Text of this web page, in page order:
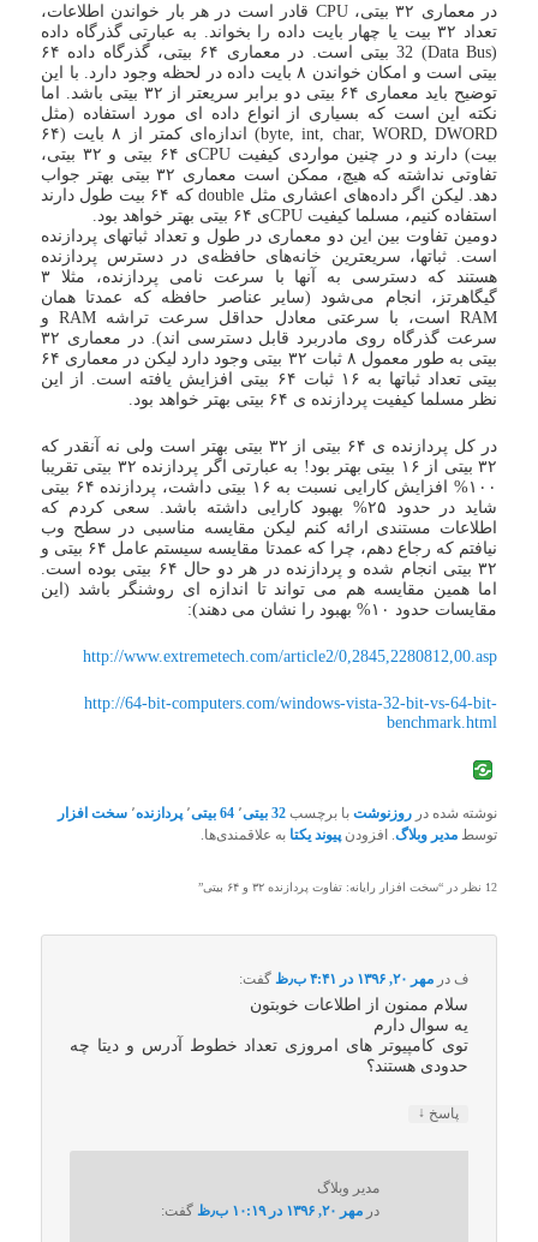
در معماری ۳۲ بیتی، CPU قادر است در هر بار خواندن اطلاعات،
تعداد ۳۲ بیت یا چهار بایت داده را بخواند. به عبارتی گذرگاه داده
(Data Bus) 32 بیتی است. در معماری ۶۴ بیتی، گذرگاه داده ۶۴
بیتی است و امکان خواندن ۸ بایت داده در لحظه وجود دارد. با این
توضیح باید معماری ۶۴ بیتی دو برابر سریعتر از ۳۲ بیتی باشد. اما
نکته این است که بسیاری از انواع داده ای مورد استفاده (مثل
byte, int, char, WORD, DWORD) اندازه‌ای کمتر از ۸ بایت (۶۴
بیت) دارند و در چنین مواردی کیفیت CPUی ۶۴ بیتی و ۳۲ بیتی،
تفاوتی نداشته که هیچ، ممکن است معماری ۳۲ بیتی بهتر جواب
دهد. لیکن اگر داده‌های اعشاری مثل double که ۶۴ بیت طول دارند
استفاده کنیم، مسلما کیفیت CPUی ۶۴ بیتی بهتر خواهد بود.
دومین تفاوت بین این دو معماری در طول و تعداد ثباتهای پردازنده
است. ثباتها، سریعترین خانه‌های حافظه‌ی در دسترس پردازنده
هستند که دسترسی به آنها با سرعت نامی پردازنده، مثلا ۳
گیگاهرتز، انجام می‌شود (سایر عناصر حافظه که عمدتا همان
RAM است، با سرعتی معادل حداقل سرعت تراشه RAM و
سرعت گذرگاه روی مادربرد قابل دسترسی اند). در معماری ۳۲
بیتی به طور معمول ۸ ثبات ۳۲ بیتی وجود دارد لیکن در معماری ۶۴
بیتی تعداد ثباتها به ۱۶ ثبات ۶۴ بیتی افزایش یافته است. از این
نظر مسلما کیفیت پردازنده ی ۶۴ بیتی بهتر خواهد بود.
در کل پردازنده ی ۶۴ بیتی از ۳۲ بیتی بهتر است ولی نه آنقدر که
۳۲ بیتی از ۱۶ بیتی بهتر بود! به عبارتی اگر پردازنده ۳۲ بیتی تقریبا
۱۰۰% افزایش کارایی نسبت به ۱۶ بیتی داشت، پردازنده ۶۴ بیتی
شاید در حدود ۲۵% بهبود کارایی داشته باشد. سعی کردم که
اطلاعات مستندی ارائه کنم لیکن مقایسه مناسبی در سطح وب
نیافتم که رجاع دهم، چرا که عمدتا مقایسه سیستم عامل ۶۴ بیتی و
۳۲ بیتی انجام شده و پردازنده در هر دو حال ۶۴ بیتی بوده است.
اما همین مقایسه هم می تواند تا اندازه ای روشنگر باشد (این
مقایسات حدود ۱۰% بهبود را نشان می دهند):
http://www.extremetech.com/article2/0,2845,2280812,00.asp
http://64-bit-computers.com/windows-vista-32-bit-vs-64-bit-
benchmark.html
نوشته شده درروزنوشت با برچسب32 بیتی ٬ 64 بیتی ٬ پردازنده٬ سخت افزار
توسطمدیر وبلاگ . افزودنپیوند یکتا به علاقمندی‌ها.
12 نظر در “ سخت افزار رایانه: تفاوت پردازنده ۳۲ و ۶۴ بیتی ”
فدر مهر ۲۰, ۱۳۹۶ در ۴:۴۱ ب٫ظ گفت:
سلام ممنون از اطلاعات خوبتون
یه سوال دارم
توی کامپیوتر های امروزی تعداد خطوط آدرس و دیتا چه
حدودی هستند؟
پاسخ ↓
مدیر وبلاگ
در مهر ۲۰, ۱۳۹۶ در ۱۰:۱۹ ب٫ظ گفت: